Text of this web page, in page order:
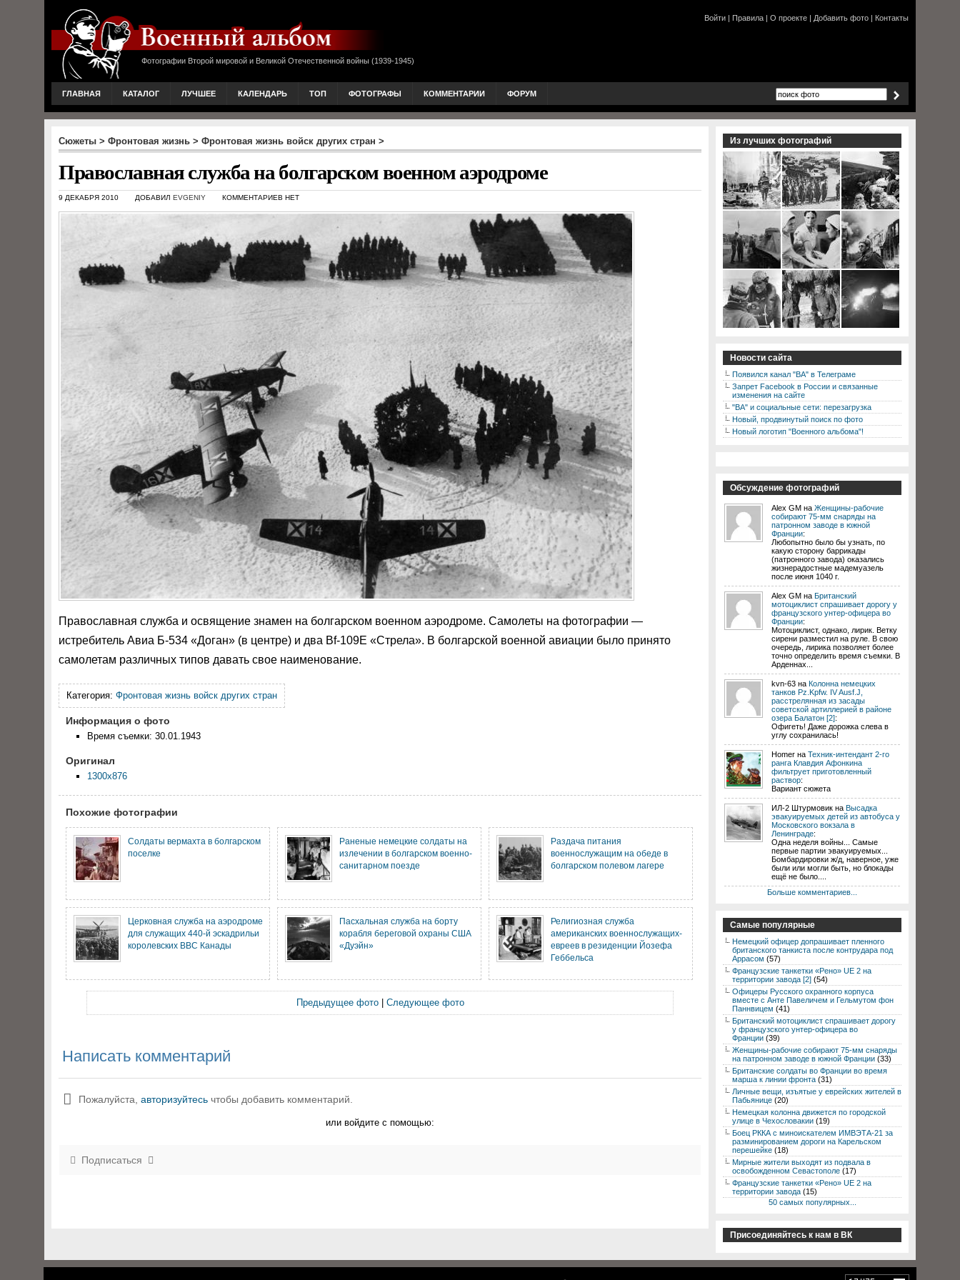
Фотографии Второй мировой и Великой Отечественной войны (1939-1945)
Войти | Правила | О проекте | Добавить фото | Контакты
ГЛАВНАЯ КАТАЛОГ ЛУЧШЕЕ КАЛЕНДАРЬ ТОП ФОТОГРАФЫ КОММЕНТАРИИ ФОРУМ
Сюжеты > Фронтовая жизнь > Фронтовая жизнь войск других стран >
Православная служба на болгарском военном аэродроме
9 ДЕКАБРЯ 2010 ДОБАВИЛ EVGENIY КОММЕНТАРИЕВ НЕТ
Православная служба и освящение знамен на болгарском военном аэродроме. Самолеты на фотографии —
истребитель Авиа Б-534 «Доган» (в центре) и два Bf-109E «Стрела». В болгарской военной авиации было принято
самолетам различных типов давать свое наименование.
Категория: Фронтовая жизнь войск других стран
Информация о фото
Время съемки: 30.01.1943
Оригинал
1300x876
Похожие фотографии
Солдаты вермахта в болгарском
поселке
Раненые немецкие солдаты на
излечении в болгарском военно-
санитарном поезде
Раздача питания
военнослужащим на обеде в
болгарском полевом лагере
Церковная служба на аэродроме
для служащих 440-й эскадрильи
королевских ВВС Канады
Пасхальная служба на борту
корабля береговой охраны США
«Дуэйн»
Религиозная служба
американских военнослужащих-
евреев в резиденции Йозефа
Геббельса
Предыдущее фото| Следующее фото
Написать комментарий
Пожалуйста, авторизуйтесь чтобы добавить комментарий.
или войдите с помощью:
Подписаться
Из лучших фотографий
Новости сайта
Появился канал "ВА" в Телеграме
Запрет Facebook в России и связанные
изменения на сайте
"ВА" и социальные сети: перезагрузка
Новый, продвинутый поиск по фото
Новый логотип "Военного альбома"!
Обсуждение фотографий
Alex GM на Женщины-рабочие
собирают 75-мм снаряды на
патронном заводе в южной
Франции:
Любопытно было бы узнать, по
какую сторону баррикады
(патронного завода) оказались
жизнерадостные мадемуазель
после июня 1040 г.
Alex GM на Британский
мотоциклист спрашивает дорогу у
французского унтер-офицера во
Франции:
Мотоциклист, однако, лирик. Ветку
сирени разместил на руле. В свою
очередь, лирика позволяет более
точно определить время съемки. В
Арденнах...
kvn-63 на Колонна немецких
танков Pz.Kpfw. IV Ausf.J,
расстрелянная из засады
советской артиллерией в районе
озера Балатон [2]:
Офигеть! Даже дорожка слева в
углу сохранилась!
Homer на Техник-интендант 2-го
ранга Клавдия Афонкина
фильтрует приготовленный
раствор:
Вариант сюжета
ИЛ-2 Штурмовик на Высадка
эвакуируемых детей из автобуса у
Московского вокзала в
Ленинграде:
Одна неделя войны... Самые
первые партии эвакуируемых...
Бомбардировки ж/д, наверное, уже
были или могли быть, но блокады
ещё не было....
Больше комментариев...
Самые популярные
Немецкий офицер допрашивает пленного
британского танкиста после контрудара под
Аррасом (57)
Французские танкетки «Рено» UE 2 на
территории завода [2] (54)
Офицеры Русского охранного корпуса
вместе с Анте Павеличем и Гельмутом фон
Паннвицем (41)
Британский мотоциклист спрашивает дорогу
у французского унтер-офицера во
Франции (39)
Женщины-рабочие собирают 75-мм снаряды
на патронном заводе в южной Франции (33)
Британские солдаты во Франции во время
марша к линии фронта (31)
Личные вещи, изъятые у еврейских жителей в
Пабьянице (20)
Немецкая колонна движется по городской
улице в Чехословакии (19)
Боец РККА с миноискателем ИМВЭТА-21 за
разминированием дороги на Карельском
перешейке (18)
Мирные жители выходят из подвала в
освобожденном Севастополе (17)
Французские танкетки «Рено» UE 2 на
территории завода (15)
50 самых популярных...
Присоединяйтесь к нам в ВК